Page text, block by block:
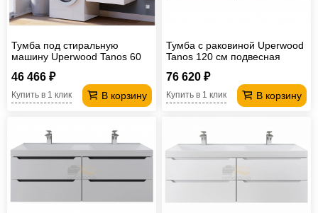
Тумба под стиральную
машину Uperwood Tanos 60
46 466 ₽
В корзину
Купить в 1 клик
Тумба с раковиной Uperwood
Tanos 120 см подвесная
76 620 ₽
В корзину
Купить в 1 клик